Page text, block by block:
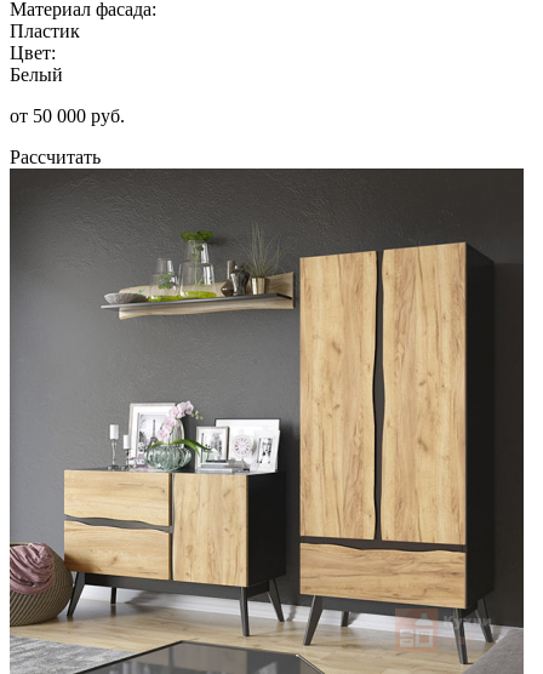
Материал фасада:
Пластик
Цвет:
Белый
от 50 000 руб.
Рассчитать